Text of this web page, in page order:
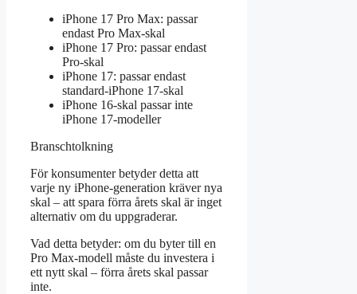
iPhone 17 Pro Max: passar
endast Pro Max-skal
iPhone 17 Pro: passar endast
Pro-skal
iPhone 17: passar endast
standard-iPhone 17-skal
iPhone 16-skal passar inte
iPhone 17-modeller
Branschtolkning
För konsumenter betyder detta att
varje ny iPhone-generation kräver nya
skal – att spara förra årets skal är inget
alternativ om du uppgraderar.
Vad detta betyder: om du byter till en
Pro Max-modell måste du investera i
ett nytt skal – förra årets skal passar
inte.